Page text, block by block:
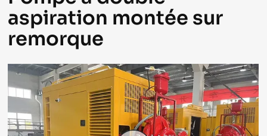
aspiration montée sur
remorque